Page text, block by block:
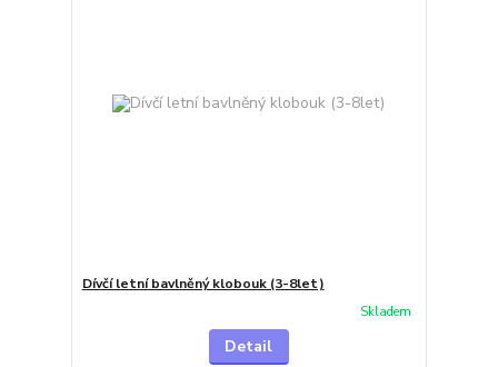
Dívčí letní bavlněný klobouk (3-8let)
Skladem
Detail